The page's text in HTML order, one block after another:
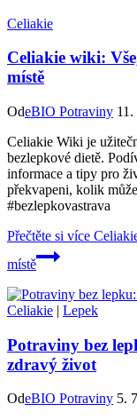
Celiakie
Celiakie wiki:
místě
OdeBIO Potraviny
Celiakie Wiki je
bezlepkové dietě.
informace a tipy pro
překvapeni, kolik
#bezlepkovastrava
Přečtěte si více
místě
Celiakie | Lepek
Potraviny bez
zdravý život
OdeBIO Potraviny 5.